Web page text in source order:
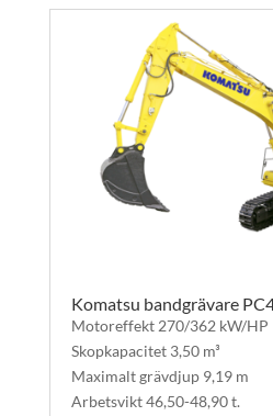
Komatsu bandgrävare
Motoreffekt 270/362 kW/HP
Skopkapacitet 3,50 m³
Maximalt grävdjup 9,19 m
Arbetsvikt 46,50-48,90 t.